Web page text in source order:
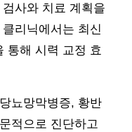
사와 치료 계획을
리닉에서는 최신
통해 시력 교정 효
뇨망막병증, 황반
적으로 진단하고